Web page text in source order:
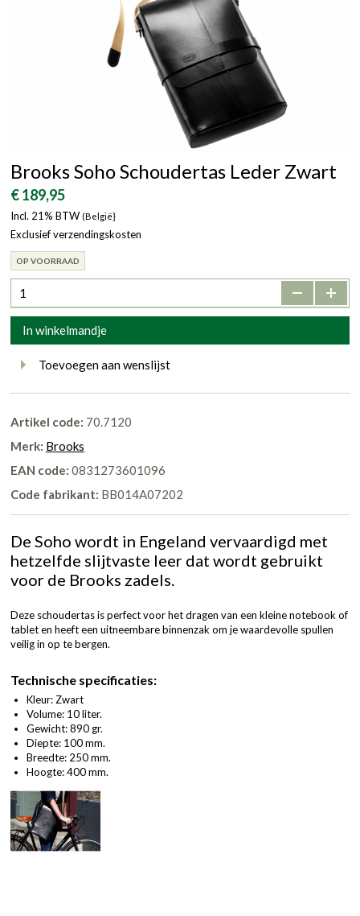
Brooks Soho Schoudertas Leder Zwart
€ 189,95
Incl. 21% BTW (België}
Exclusief verzendingskosten
OP VOORRAAD
- +
In winkelmandje
Toevoegen aan wenslijst
Artikel code: 70.7120
Merk: Brooks
EAN code: 0831273601096
Code fabrikant: BB014A07202
De Soho wordt in Engeland vervaardigd met
hetzelfde slijtvaste leer dat wordt gebruikt
voor de Brooks zadels.
Deze schoudertas is perfect voor het dragen van een kleine notebook of
tablet en heeft een uitneembare binnenzak om je waardevolle spullen
veilig in op te bergen.
Technische specificaties:
Kleur: Zwart
Volume: 10 liter.
Gewicht: 890 gr.
Diepte: 100 mm.
Breedte: 250 mm.
Hoogte: 400 mm.